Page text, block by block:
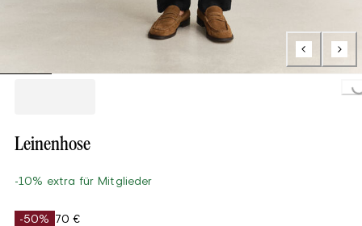
Loading...
Leinenhose
-10% extra für Mitglieder
-50% 70 €